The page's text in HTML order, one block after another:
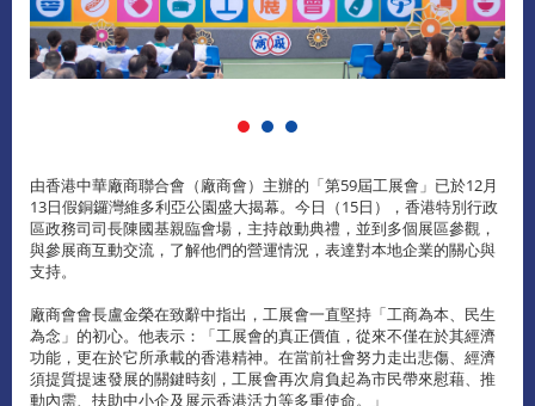
由香港中華廠商聯合會（廠商會）主辦的「第59屆工展會」已於12月
13日假銅鑼灣維多利亞公園盛大揭幕。今日（15日），香港特別行政
區政務司司長陳國基親臨會場，主持啟動典禮，並到多個展區參觀，
與參展商互動交流，了解他們的營運情況，表達對本地企業的關心與
支持。
廠商會會長盧金榮在致辭中指出，工展會一直堅持「工商為本、民生
為念」的初心。他表示：「工展會的真正價值，從來不僅在於其經濟
功能，更在於它所承載的香港精神。在當前社會努力走出悲傷、經濟
須提質提速發展的關鍵時刻，工展會再次肩負起為市民帶來慰藉、推
動內需、扶助中小企及展示香港活力等多重使命。」